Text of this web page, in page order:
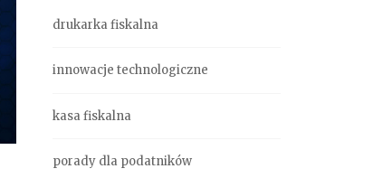
drukarka fiskalna
innowacje technologiczne
kasa fiskalna
porady dla podatników